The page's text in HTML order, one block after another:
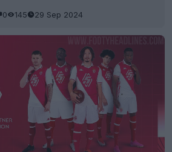
0 145 29 Sep 2024